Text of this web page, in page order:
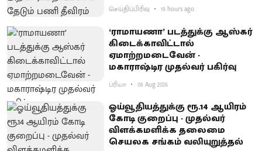
செய்திப்பிரிவு 19 hours ago
‘ராமாயணா’ படத்துக்கு ஆஸ்கர்
கிடைக்காவிட்டால்
ஏமாற்றமடைவேன் -
மகாராஷ்டிர முதல்வர் பகிர்வு
ப்ரியா 06 Aug 2026
ஓய்வூதியத்துக்கு ரூ.14 ஆயிரம்
கோடி குறைப்பு - முதல்வர்
விளக்கமளிக்க தலைமை
செயலக சங்கம் வலியுறுத்தல்